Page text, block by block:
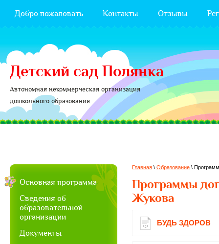
Добро пожаловать Контакты Отзывы
Детский сад Полянка
Автономная некоммерческая организация
дошкольного образования
Главная \ Образование \
Программы
Жукова
БУДЬ ЗДОРОВ
Основная программа
Сведения об
образовательной
организации
Документы